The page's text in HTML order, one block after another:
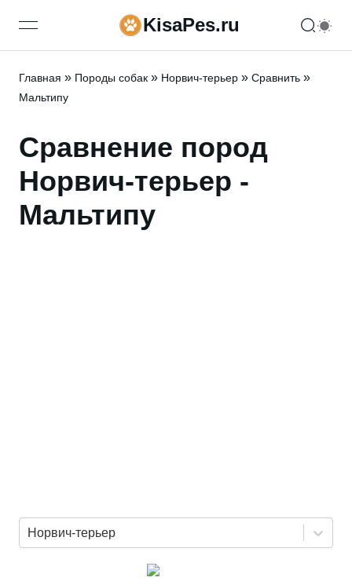
open navigation menuKisaPes.ru
Главная » Породы собак » Норвич-терьер » Сравнить »
Мальтипу
Сравнение пород
Норвич-терьер -
Мальтипу
Норвич-терьер